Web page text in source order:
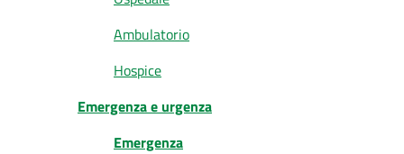
Ambulatorio
Hospice
Emergenza e urgenza
Emergenza